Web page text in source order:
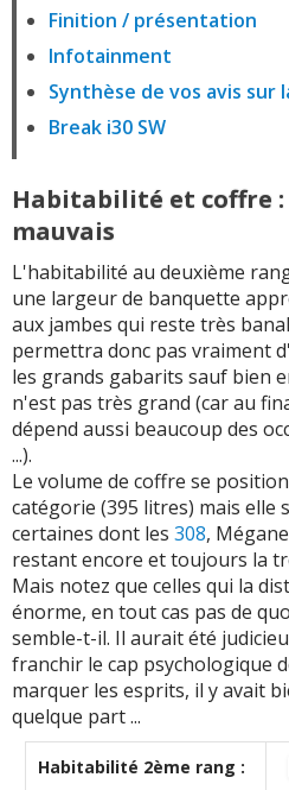
Finition / présentation
Infotainment
Synthèse de vos avis sur
Break i30 SW
Habitabilité et coffre :
mauvais
L'habitabilité au deuxième
une largeur de banquette
aux jambes qui reste très
permettra donc pas vraiment
les grands gabarits sauf bien
n'est pas très grand (car au
dépend aussi beaucoup des
...).
Le volume de coffre se
catégorie (395 litres) mais elle
certaines dont les 308,
restant encore et toujours la
Mais notez que celles qui la
énorme, en tout cas pas de
semble-t-il. Il aurait été
franchir le cap psychologique
marquer les esprits, il y avait
quelque part ...
Habitabilité 2ème rang :